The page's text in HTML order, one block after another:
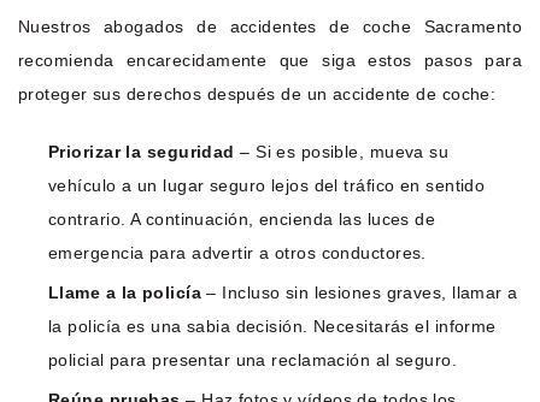
Nuestros abogados de accidentes de coche Sacramento
recomienda encarecidamente que siga estos pasos para
proteger sus derechos después de un accidente de coche:
Priorizar la seguridad – Si es posible, mueva su
vehículo a un lugar seguro lejos del tráfico en sentido
contrario. A continuación, encienda las luces de
emergencia para advertir a otros conductores.
Llame a la policía– Incluso sin lesiones graves, llamar a
la policía es una sabia decisión. Necesitarás el informe
policial para presentar una reclamación al seguro.